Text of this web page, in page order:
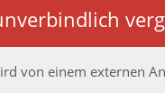
von einem externen